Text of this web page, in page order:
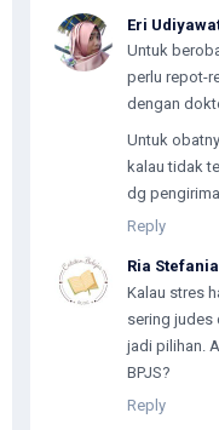
Eri
Untuk
perlu repot-
dengan
Untuk
kalau tidak
dg
Reply
Ria Stefania
Kalau stres
sering judes
jadi pilihan.
BPJS?
Reply